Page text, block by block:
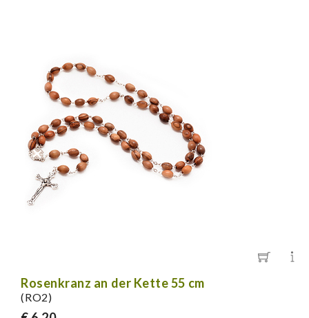
Rosenkranz an der Kette 55 cm
(RO2)